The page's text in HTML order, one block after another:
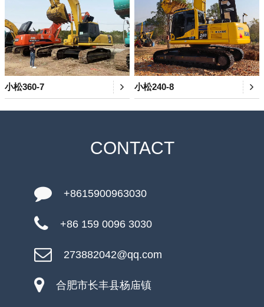
小松360-7 小松240-8
CONTACT
+8615900963030
+86 159 0096 3030
273882042@qq.com
合肥市长丰县杨庙镇